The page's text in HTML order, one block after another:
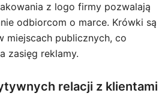
z logo firmy pozwalają
odbiorcom o marce. Krówki są
miejscach publicznych, co
zasięg reklamy.
relacji z klientami